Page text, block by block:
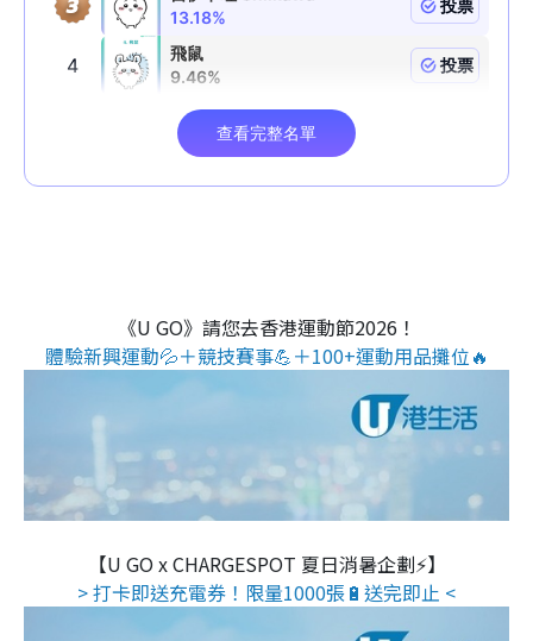
《U GO》請您去香港運動節2026！
體驗新興運動💦＋競技賽事💪＋100+運動用品攤位🔥
【U GO x CHARGESPOT 夏日消暑企劃⚡】
> 打卡即送充電券！限量1000張🔋送完即止 <